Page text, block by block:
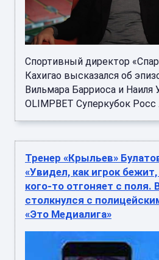
Спортивный директор
Кахигао высказался об
Вильмара Барриоса и Наиля
OLIMPBET Суперкубок Росс
Тренер «Крыльев»
«Увидел, как игрок
кого-то отгоняет с поля.
столкнулся с
«Это Медиалига»